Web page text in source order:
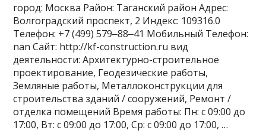
город: Москва Район: Таганский район Адрес:
Волгоградский проспект, 2 Индекс: 109316.0
Телефон: +7 (499) 579‒88‒41 Мобильный Телефон:
nan Сайт: http://kf-construction.ru вид
деятельности: Архитектурно-строительное
проектирование, Геодезические работы,
Земляные работы, Металлоконструкции для
строительства зданий / сооружений, Ремонт /
отделка помещений Время работы: Пн: с 09:00 до
17:00, Вт: с 09:00 до 17:00, Ср: с 09:00 до 17:00, …